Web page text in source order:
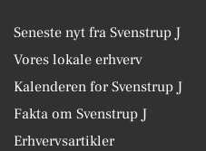
Seneste nyt fra Svenstrup J
Vores lokale erhverv
Kalenderen for Svenstrup J
Fakta om Svenstrup J
Erhvervsartikler